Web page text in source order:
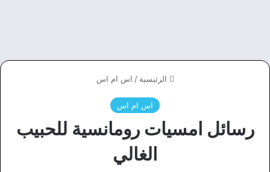
الرئيسية / اس ام اس
اس ام اس
رسائل امسيات رومانسية للحبيب
الغالي